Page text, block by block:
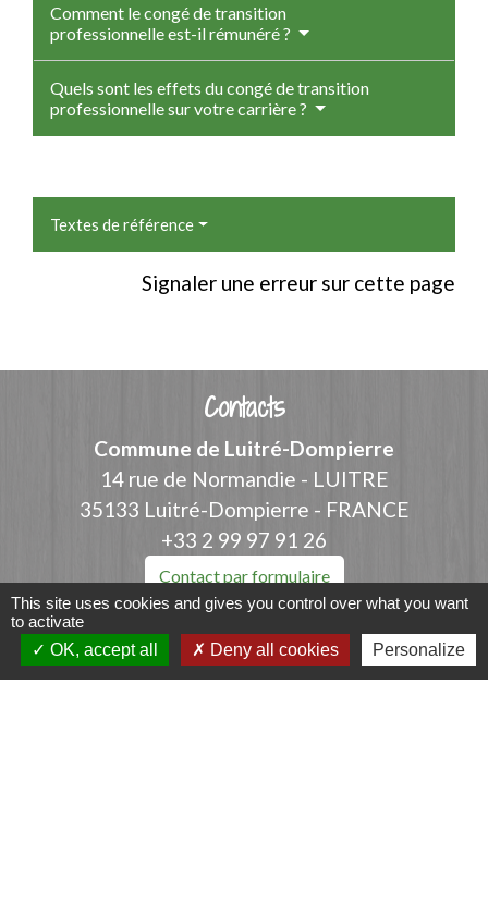
Comment le congé de transition
professionnelle est-il rémunéré ?
Quels sont les effets du congé de transition
professionnelle sur votre carrière ?
Textes de référence
Signaler une erreur sur cette page
Contacts
Commune de Luitré-Dompierre
14 rue de Normandie - LUITRE
35133 Luitré-Dompierre - FRANCE
+33 2 99 97 91 26
Contact par formulaire
This site uses cookies and gives you control over what you want
to activate
OK, accept all
Deny all cookies Personalize